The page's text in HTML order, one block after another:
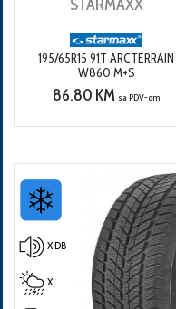
STARMAXX
195/65R15 91T ARCTERRAIN
W860 M+S
86.80 KM sa PDV-om
X DB
X